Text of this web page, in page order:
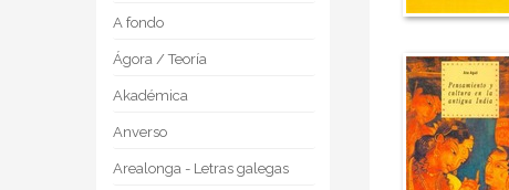
A fondo
Ágora / Teoría
Akadémica
Anverso
Arealonga - Letras galegas